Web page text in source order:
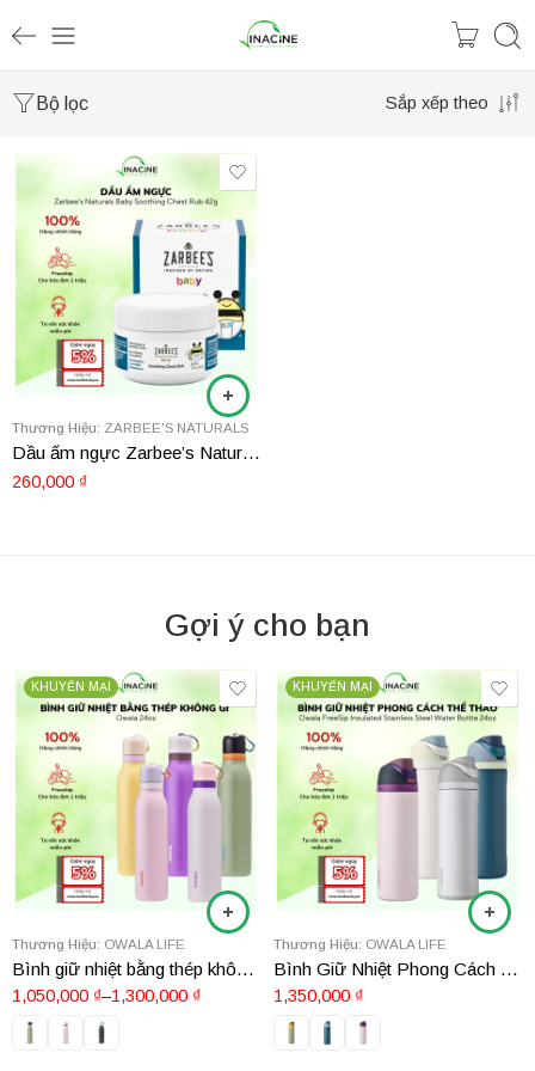
Bộ lọc Sắp xếp theo
Thương Hiệu: ZARBEE'S NATURALS
Dầu ấm ngực Zarbee’s Naturals Baby Soothing Chest Rub 42g
260,000 ₫
Gợi ý cho bạn
KHUYẾN MẠI
Thương Hiệu: OWALA LIFE
Bình giữ nhiệt bằng thép không gỉ Owala 24oz
1,050,000 ₫–1,300,000 ₫
KHUYẾN MẠI
Thương Hiệu: OWALA LIFE
Bình Giữ Nhiệt Phong Cách Thể Thao Owala FreeSip Insulated Stainless Steel Water Bottle 24oz
1,350,000 ₫